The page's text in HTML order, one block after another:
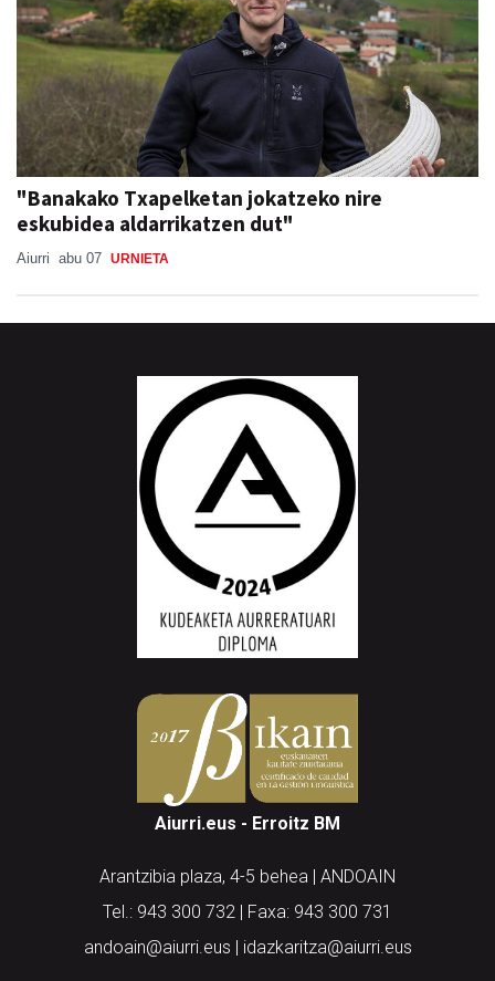
"Banakako Txapelketan jokatzeko nire
eskubidea aldarrikatzen dut"
Aiurri abu 07 URNIETA
Aiurri.eus - Erroitz BM
Arantzibia plaza, 4-5 behea | ANDOAIN
Tel.: 943 300 732 | Faxa: 943 300 731
andoain@aiurri.eus | idazkaritza@aiurri.eus